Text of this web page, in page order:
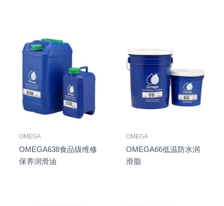
OMEGA
OMEGA638食品级维修
保养润滑油
OMEGA
OMEGA66低温防水润
滑脂